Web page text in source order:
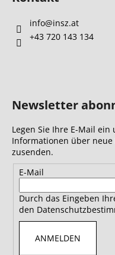
info@insz.at
+43 720 143 134
Newsletter
Legen Sie Ihre E-Mail
Informationen über neue
zusenden.
E-Mail
Durch das Eingeben
den
ANMELDEN